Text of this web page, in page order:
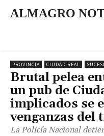
ALMAGRO
PROVINCIA CIUDAD REAL
Brutal pelea
un pub de
implicados se
venganzas del
La Policía Nacional